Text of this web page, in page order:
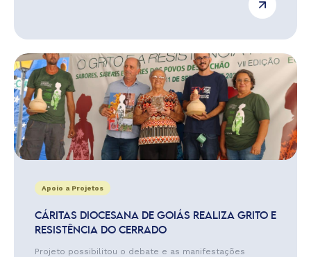
Apoio a Projetos
CÁRITAS DIOCESANA DE GOIÁS REALIZA GRITO E
RESISTÊNCIA DO CERRADO
Projeto possibilitou o debate e as manifestações